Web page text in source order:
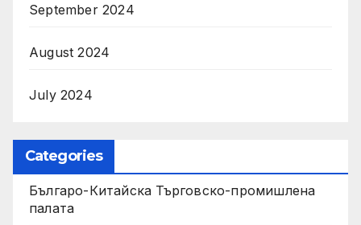
September 2024
August 2024
July 2024
Categories
Българо-Китайска Търговско-промишлена
палaта